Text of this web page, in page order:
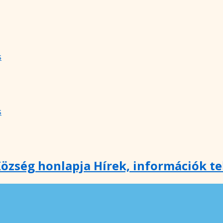
honlapja Hírek, információk